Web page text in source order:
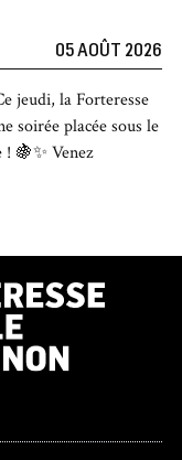
05 AOÛT 2026
jeudi, la Forteresse
soirée placée sous le
🍇✨ Venez